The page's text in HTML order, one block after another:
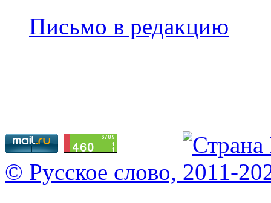
Письмо в редакцию
© Русское слово, 2011-